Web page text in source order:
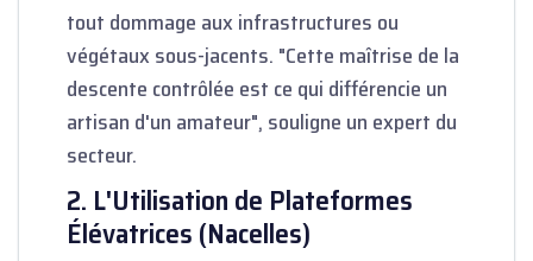
tout dommage aux infrastructures ou
végétaux sous-jacents. "Cette maîtrise de la
descente contrôlée est ce qui différencie un
artisan d'un amateur", souligne un expert du
secteur.
2. L'Utilisation de Plateformes
Élévatrices (Nacelles)